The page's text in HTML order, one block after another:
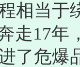
相当于
17年
了危爆